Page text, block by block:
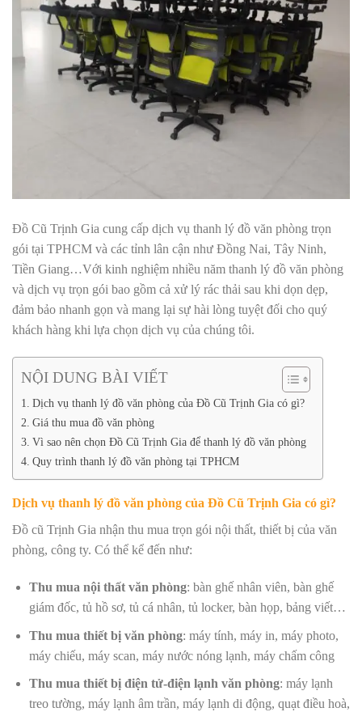
Đồ Cũ Trịnh Gia cung cấp dịch vụ thanh lý đồ văn phòng trọn
gói tại TPHCM và các tỉnh lân cận như Đồng Nai, Tây Ninh,
Tiền Giang…Với kinh nghiệm nhiều năm thanh lý đồ văn phòng
và dịch vụ trọn gói bao gồm cả xử lý rác thải sau khi dọn dẹp,
đảm bảo nhanh gọn và mang lại sự hài lòng tuyệt đối cho quý
khách hàng khi lựa chọn dịch vụ của chúng tôi.
NỘI DUNG BÀI VIẾT
Dịch vụ thanh lý đồ văn phòng của Đồ Cũ Trịnh Gia có gì?
Giá thu mua đồ văn phòng
Vì sao nên chọn Đồ Cũ Trịnh Gia để thanh lý đồ văn phòng
Quy trình thanh lý đồ văn phòng tại TPHCM
Dịch vụ thanh lý đồ văn phòng của Đồ Cũ Trịnh Gia có gì?
Đồ cũ Trịnh Gia nhận thu mua trọn gói nội thất, thiết bị của văn
phòng, công ty. Có thể kể đến như:
Thu mua nội thất văn phòng: bàn ghế nhân viên, bàn ghế
giám đốc, tủ hồ sơ, tủ cá nhân, tủ locker, bàn họp, bảng viết…
Thu mua thiết bị văn phòng: máy tính, máy in, máy photo,
máy chiếu, máy scan, máy nước nóng lạnh, máy chấm công
Thu mua thiết bị điện tử-điện lạnh văn phòng: máy lạnh
treo tường, máy lạnh âm trần, máy lạnh di động, quạt điều hoà,